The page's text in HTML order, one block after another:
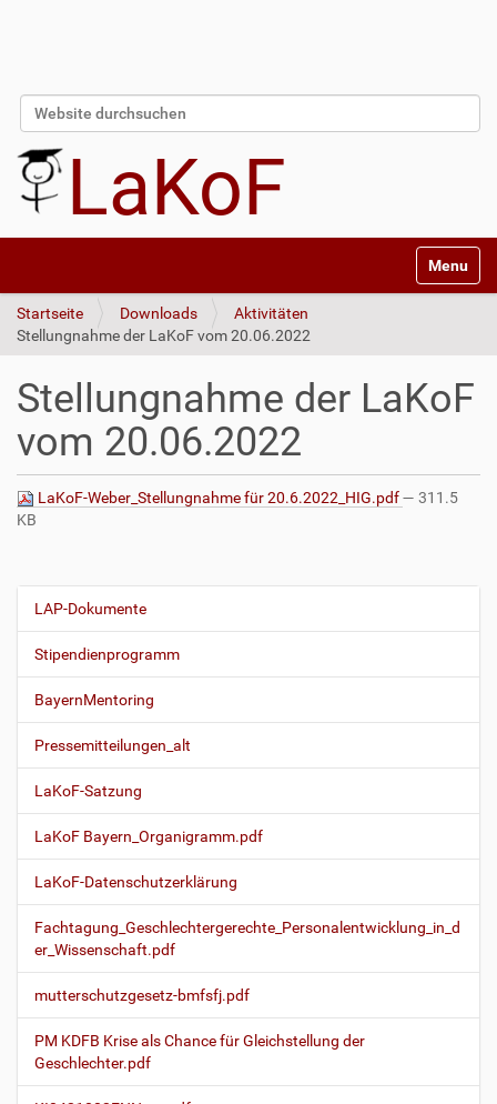
Website durchsuchen
LaKoF
Startseite Downloads
Aktivitäten
Stellungnahme der LaKoF vom 20.06.2022
Stellungnahme der LaKoF
vom 20.06.2022
LaKoF-Weber_Stellungnahme für 20.6.2022_HIG.pdf— 311.5
KB
N
i
g
a
t
i
o
n
LAP-Dokumente
Stipendienprogramm
BayernMentoring
Pressemitteilungen_alt
LaKoF-Satzung
LaKoF Bayern_Organigramm.pdf
LaKoF-Datenschutzerklärung
Fachtagung_Geschlechtergerechte_Personalentwicklung_in_d
er_Wissenschaft.pdf
mutterschutzgesetz-bmfsfj.pdf
PM KDFB Krise als Chance für Gleichstellung der
Geschlechter.pdf